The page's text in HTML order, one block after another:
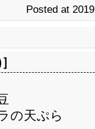
Posted at
］
の天ぷら